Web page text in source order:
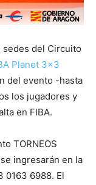
sedes del Circuito
Planet 3×3
del evento -hasta
los jugadores y
en FIBA.
TORNEOS
ingresarán en la
0163 6988. El